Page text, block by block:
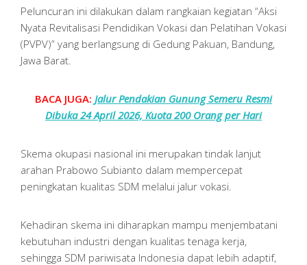
Peluncuran ini dilakukan dalam rangkaian kegiatan “Aksi
Nyata Revitalisasi Pendidikan Vokasi dan Pelatihan Vokasi
(PVPV)” yang berlangsung di Gedung Pakuan, Bandung,
Jawa Barat.
BACA JUGA: Jalur Pendakian Gunung Semeru Resmi
Dibuka 24 April 2026, Kuota 200 Orang per Hari
Skema okupasi nasional ini merupakan tindak lanjut
arahan Prabowo Subianto dalam mempercepat
peningkatan kualitas SDM melalui jalur vokasi.
Kehadiran skema ini diharapkan mampu menjembatani
kebutuhan industri dengan kualitas tenaga kerja,
sehingga SDM pariwisata Indonesia dapat lebih adaptif,